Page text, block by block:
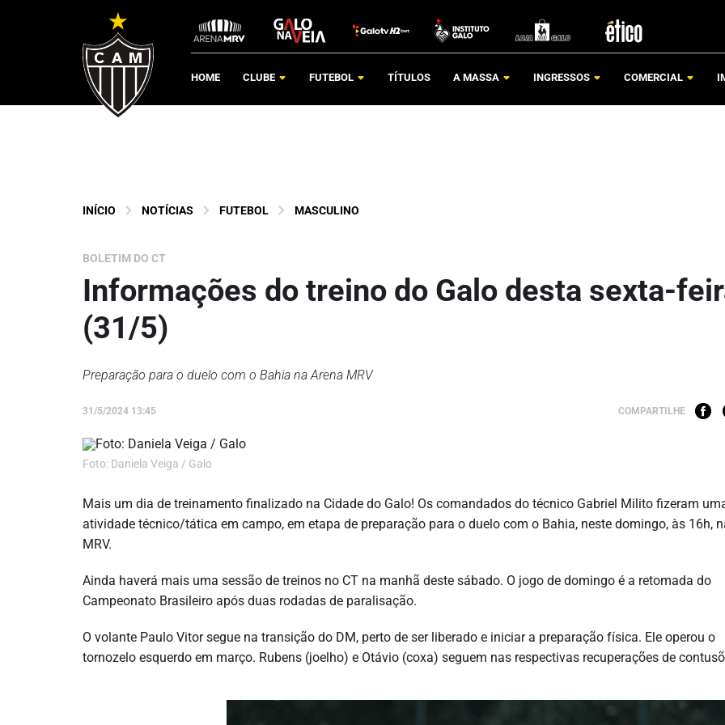
HOME CLUBE FUTEBOL TÍTULOS A MASSA INGRESSOS COMERCIAL
INÍCIO NOTÍCIAS FUTEBOL MASCULINO
BOLETIM DO CT
Informações do treino do Galo desta sexta-
(31/5)
Preparação para o duelo com o Bahia na Arena MRV
31/5/2024 13:45 COMPARTILHE
Foto: Daniela Veiga / Galo
Mais um dia de treinamento finalizado na Cidade do Galo! Os comandados do técnico Gabriel Milito fizeram
atividade técnico/tática em campo, em etapa de preparação para o duelo com o Bahia, neste domingo, às 16h,
MRV.
Ainda haverá mais uma sessão de treinos no CT na manhã deste sábado. O jogo de domingo é a retomada do
Campeonato Brasileiro após duas rodadas de paralisação.
O volante Paulo Vitor segue na transição do DM, perto de ser liberado e iniciar a preparação física. Ele operou o
tornozelo esquerdo em março. Rubens (joelho) e Otávio (coxa) seguem nas respectivas recuperações de